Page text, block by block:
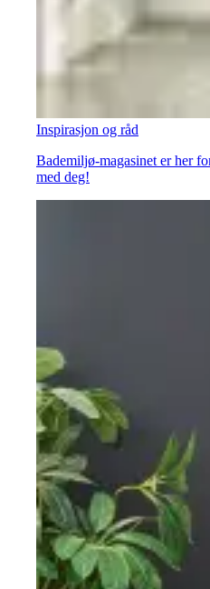
Inspirasjon og råd
Bademiljø-magasinet er her
med deg!